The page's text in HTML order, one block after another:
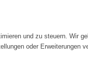
und zu steuern. Wir
oder Erweiterungen